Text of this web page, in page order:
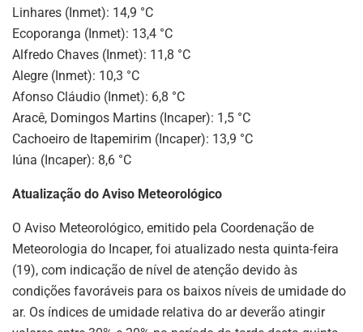
Linhares (Inmet): 14,9 °C
Ecoporanga (Inmet): 13,4 °C
Alfredo Chaves (Inmet): 11,8 °C
Alegre (Inmet): 10,3 °C
Afonso Cláudio (Inmet): 6,8 °C
Aracê, Domingos Martins (Incaper): 1,5 °C
Cachoeiro de Itapemirim (Incaper): 13,9 °C
Iúna (Incaper): 8,6 °C
Atualização do Aviso Meteorológico
O Aviso Meteorológico, emitido pela Coordenação de
Meteorologia do Incaper, foi atualizado nesta quinta-feira
(19), com indicação de nível de atenção devido às
condições favoráveis para os baixos níveis de umidade do
ar. Os índices de umidade relativa do ar deverão atingir